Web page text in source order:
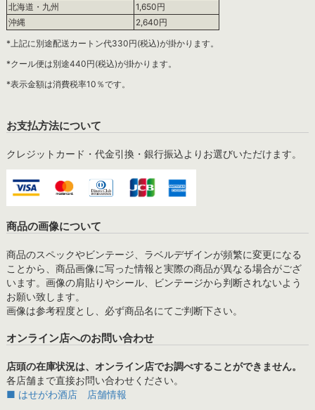
北海道・九州
1,650円
沖縄
2,640円
*上記に別途配送カートン代330円(税込)が掛かります。
*クール便は別途440円(税込)が掛かります。
*表示金額は消費税率10％です。
お支払方法について
クレジットカード・代金引換・銀行振込よりお選びいただけます。
商品の画像について
商品のスペックやビンテージ、ラベルデザインが頻繁に変更になる
ことから、商品画像に写った情報と実際の商品が異なる場合がござ
います。画像の肩貼りやシール、ビンテージから判断されないよう
お願い致します。
画像は参考程度とし、必ず商品名にてご判断下さい。
オンライン店へのお問い合わせ
店頭の在庫状況は、オンライン店でお調べすることができません。
各店舗まで直接お問い合わせください。
■ はせがわ酒店 店舗情報